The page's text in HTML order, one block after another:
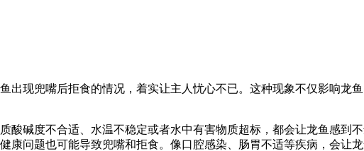
现兜嘴后拒食的情况，着实让主人忧心不已。这种现象不仅影响龙
碱度不合适、水温不稳定或者水中有害物质超标，都会让龙鱼感到
问题也可能导致兜嘴和拒食。像口腔感染、肠胃不适等疾病，会让